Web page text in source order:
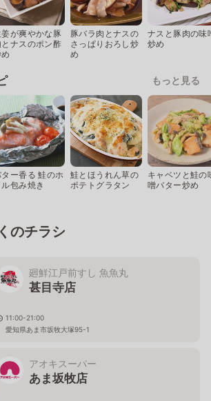
姜が爽やかな豚
とナスのポン酢
豚バラ肉とナスの
さっぱりおろし炒
め
ナスと豚肉の味
炒め
もっと見る
ー香る 鮭のホ
ル包み焼き
鮭とほうれん草の
ポテトグラタン
キャベツと鮭の
噌バター炒め
のチラシ
廻鮮江戸前すし 魚魚丸
甚目寺店
11:00-21:00
愛知県あま市坂牧大塚95-1
アオキスーパー
あま坂牧店